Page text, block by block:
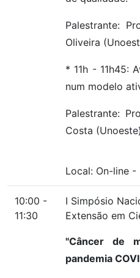
Palestrante:
Oliveira
* 11h - 11h45:
num modelo
Palestrante:
Costa (Unoeste)
Local: On-line -
10:00 -
11:30
I Simpósio
Extensão em
"Câncer de
pandemia